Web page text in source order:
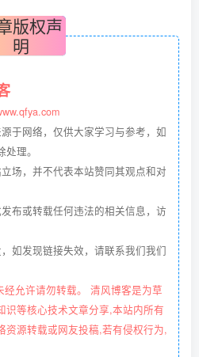
版权声
明
于网络，仅供大家学习与参考，如
处理。
场，并不代表本站赞同其观点和对
布或转载任何违法的相关信息，访
如发现链接失效，请联系我们我们
允许请勿转载。 清风博客是为草
识等核心技术文章分享,本站内所有
资源转载或网友投稿,若有侵权行为,